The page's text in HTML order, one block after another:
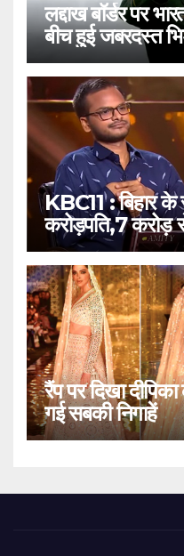
लद्दाख बॉर्डर पर
बीच हुई जबरदस्त
KBC11 : बिहार
करोड़पति,7 करोड़
रैंप पर दिखा
गई सबकी निगाहें